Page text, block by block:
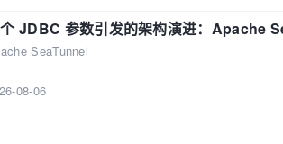
JDBC 参数引发的架构演进：Apache
SeaTunnel
08-06